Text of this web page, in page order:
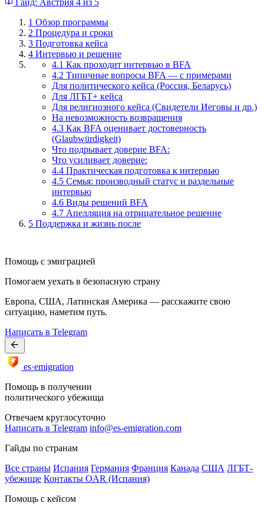
Гайд: Австрия 4 из 5
1 Обзор программы
2 Процедура и сроки
3 Подготовка кейса
4 Интервью и решение
4.1 Как проходит интервью в BFA
4.2 Типичные вопросы BFA — с примерами
Для политического кейса (Россия, Беларусь)
Для ЛГБТ+ кейса
Для религиозного кейса (Свидетели Иеговы и др.)
На невозможность возвращения
4.3 Как BFA оценивает достоверность
(Glaubwürdigkeit)
Что подрывает доверие BFA:
Что усиливает доверие:
4.4 Практическая подготовка к интервью
4.5 Семья: производный статус и раздельные
интервью
4.6 Виды решений BFA
4.7 Апелляция на отрицательное решение
5 Поддержка и жизнь после
Помощь с эмиграцией
Помогаем уехать в безопасную страну
Европа, США, Латинская Америка — расскажите свою
ситуацию, наметим путь.
Написать в Telegram
es·emigration
Помощь в получении
политического убежища
Отвечаем круглосуточно
Написать в Telegram info@es-emigration.com
Гайды по странам
Все страны Испания Германия Франция Канада США ЛГБТ-
убежище Контакты OAR (Испания)
Помощь с кейсом